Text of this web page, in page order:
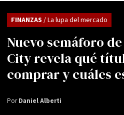
Nuevo semáforo
City revela qué
comprar y cuáles
FINANZAS / La lupa del mercado
PorDaniel Alberti